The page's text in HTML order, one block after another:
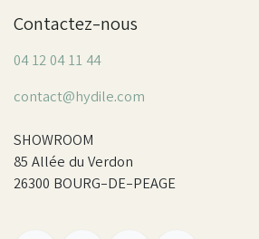
Contactez-nous
04 12 04 11 44
contact@hydile.com
SHOWROOM
85 Allée du Verdon
26300 BOURG-DE-PEAGE